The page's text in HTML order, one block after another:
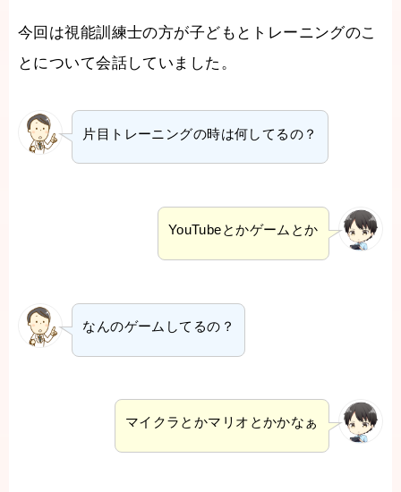
今回は視能訓練士の方が子どもとトレーニングのこ
とについて会話していました。
片目トレーニングの時は何してるの？
YouTubeとかゲームとか
なんのゲームしてるの？
マイクラとかマリオとかかなぁ